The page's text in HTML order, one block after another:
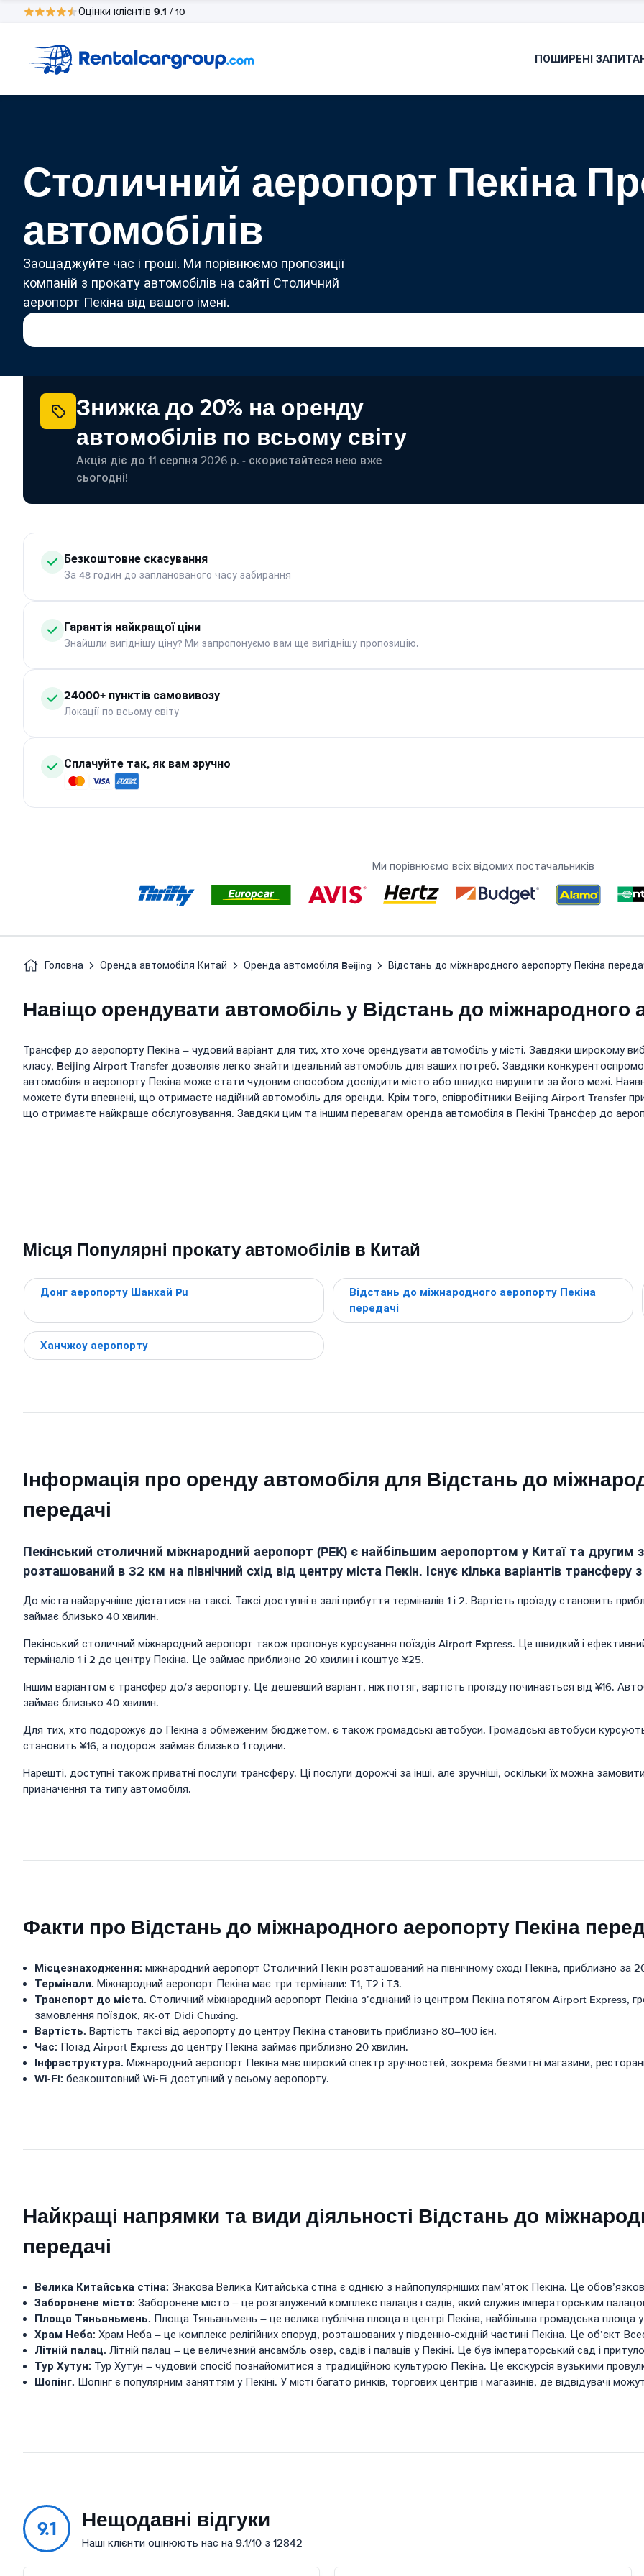
Оцінки клієнтів 9.1 / 10
ПОШИРЕНІ
Столичний аеропорт Пекіна
автомобілів
Заощаджуйте час і гроші. Ми порівнюємо пропозиції
компаній з прокату автомобілів на сайті Столичний
аеропорт Пекіна від вашого імені.
Знижка до 20% на оренду
автомобілів по всьому світу
Акція діє до 11 серпня 2026 р. - скористайтеся нею вже
сьогодні!
Безкоштовне скасування
За 48 годин до запланованого часу забирання
Гарантія найкращої ціни
Знайшли вигіднішу ціну? Ми запропонуємо вам ще вигіднішу пропозицію.
24000+ пунктів самовивозу
Локації по всьому світу
Сплачуйте так, як вам зручно
Ми порівнюємо всіх відомих постачальників
Головна Оренда автомобіля Китай Оренда автомобіля Beijing Відстань до міжнародного аеропорту Пекіна
Навіщо орендувати автомобіль у Відстань до міжнародного
Трансфер до аеропорту Пекіна – чудовий варіант для тих, хто хоче орендувати автомобіль у місті. Завдяки широкому
класу, Beijing Airport Transfer дозволяє легко знайти ідеальний автомобіль для ваших потреб. Завдяки
автомобіля в аеропорту Пекіна може стати чудовим способом дослідити місто або швидко вирушити за його межі.
можете бути впевнені, що отримаєте надійний автомобіль для оренди. Крім того, співробітники Beijing Airport Transfer
що отримаєте найкраще обслуговування. Завдяки цим та іншим перевагам оренда автомобіля в Пекіні Трансфер до
Місця Популярні прокату автомобілів в Китай
Донг аеропорту Шанхай Pu
Відстань до міжнародного аеропорту Пекіна
передачі
Ханчжоу аеропорту
Інформація про оренду автомобіля для Відстань до
передачі
Пекінський столичний міжнародний аеропорт (PEK) є найбільшим аеропортом у Китаї та другим
розташований в 32 км на північний схід від центру міста Пекін. Існує кілька варіантів
До міста найзручніше дістатися на таксі. Таксі доступні в залі прибуття терміналів 1 і 2. Вартість проїзду становить
займає близько 40 хвилин.
Пекінський столичний міжнародний аеропорт також пропонує курсування поїздів Airport Express. Це швидкий і
терміналів 1 і 2 до центру Пекіна. Це займає приблизно 20 хвилин і коштує ¥25.
Іншим варіантом є трансфер до/з аеропорту. Це дешевший варіант, ніж потяг, вартість проїзду починається від ¥16.
займає близько 40 хвилин.
Для тих, хто подорожує до Пекіна з обмеженим бюджетом, є також громадські автобуси. Громадські автобуси курсують
становить ¥16, а подорож займає близько 1 години.
Нарешті, доступні також приватні послуги трансферу. Ці послуги дорожчі за інші, але зручніші, оскільки їх можна
призначення та типу автомобіля.
Факти про Відстань до міжнародного аеропорту Пекіна
Місцезнаходження: міжнародний аеропорт Столичний Пекін розташований на північному сході Пекіна, приблизно за
Термінали. Міжнародний аеропорт Пекіна має три термінали: T1, T2 і T3.
Транспорт до міста. Столичний міжнародний аеропорт Пекіна з’єднаний із центром Пекіна потягом Airport Express,
замовлення поїздок, як-от Didi Chuxing.
Вартість. Вартість таксі від аеропорту до центру Пекіна становить приблизно 80–100 ієн.
Час: Поїзд Airport Express до центру Пекіна займає приблизно 20 хвилин.
Інфраструктура. Міжнародний аеропорт Пекіна має широкий спектр зручностей, зокрема безмитні магазини,
Wi-Fi: безкоштовний Wi-Fi доступний у всьому аеропорту.
Найкращі напрямки та види діяльності Відстань до
передачі
Велика Китайська стіна: Знакова Велика Китайська стіна є однією з найпопулярніших пам’яток Пекіна. Це
Заборонене місто: Заборонене місто – це розгалужений комплекс палаців і садів, який служив імператорським
Площа Тяньаньмень. Площа Тяньаньмень – це велика публічна площа в центрі Пекіна, найбільша громадська площа у
Храм Неба: Храм Неба – це комплекс релігійних споруд, розташованих у південно-східній частині Пекіна. Це об’єкт
Літній палац. Літній палац – це величезний ансамбль озер, садів і палаців у Пекіні. Це був імператорський сад і
Тур Хутун: Тур Хутун – чудовий спосіб познайомитися з традиційною культурою Пекіна. Це екскурсія вузькими
Шопінг. Шопінг є популярним заняттям у Пекіні. У місті багато ринків, торгових центрів і магазинів, де відвідувачі
9.1 Нещодавні відгуки
Наші клієнти оцінюють нас на 9.1/10 з 12842